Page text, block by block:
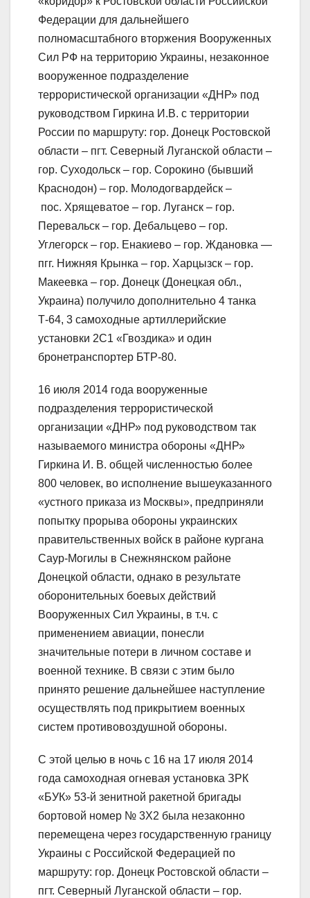
Федерации для дальнейшего
полномасштабного вторжения Вооруженных
Сил РФ на территорию Украины, незаконное
вооруженное подразделение
террористической организации «ДНР» под
руководством Гиркина И.В. с территории
России по маршруту: гор. Донецк Ростовской
области – пгт. Северный Луганской области –
гор. Суходольск – гор. Сорокино (бывший
Краснодон) – гор. Молодогвардейск –
пос. Хрящеватое – гор. Луганск – гор.
Перевальск – гор. Дебальцево – гор.
Углегорск – гор. Енакиево – гор. Ждановка —
пгг. Нижняя Крынка – гор. Харцызск – гор.
Макеевка – гор. Донецк (Донецкая обл.,
Украина) получило дополнительно 4 танка
Т-64, 3 самоходные артиллерийские
установки 2С1 «Гвоздика» и один
бронетранспортер БТР-80.
16 июля 2014 года вооруженные
подразделения террористической
организации «ДНР» под руководством так
называемого министра обороны «ДНР»
Гиркина И. В. общей численностью более
800 человек, во исполнение вышеуказанного
«устного приказа из Москвы», предприняли
попытку прорыва обороны украинских
правительственных войск в районе кургана
Саур-Могилы в Снежнянском районе
Донецкой области, однако в результате
оборонительных боевых действий
Вооруженных Сил Украины, в т.ч. с
применением авиации, понесли
значительные потери в личном составе и
военной технике. В связи с этим было
принято решение дальнейшее наступление
осуществлять под прикрытием военных
систем противовоздушной обороны.
С этой целью в ночь с 16 на 17 июля 2014
года самоходная огневая установка ЗРК
«БУК» 53-й зенитной ракетной бригады
бортовой номер № 3Х2 была незаконно
перемещена через государственную границу
Украины с Российской Федерацией по
маршруту: гор. Донецк Ростовской области –
пгт. Северный Луганской области – гор.